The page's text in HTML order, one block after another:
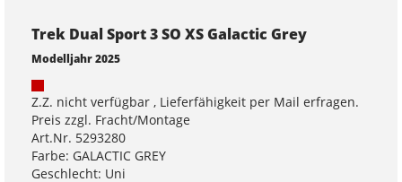
Trek Dual Sport 3 SO XS Galactic Grey
Modelljahr 2025
Z.Z. nicht verfügbar , Lieferfähigkeit per Mail erfragen.
Preis zzgl. Fracht/Montage
Art.Nr. 5293280
Farbe: GALACTIC GREY
Geschlecht: Uni